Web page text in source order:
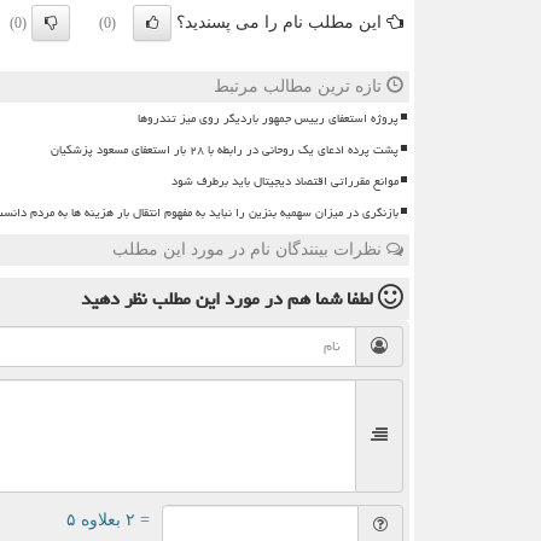
این مطلب نام را می پسندید؟ (0)
(0)
تازه ترین مطالب مرتبط
پروژه استعفای رییس جمهور باردیگر روی میز تندروها
پشت پرده ادعای یک روحانی در رابطه با ۲۸ بار استعفای مسعود پزشکیان
موانع مقرراتی اقتصاد دیجیتال باید برطرف شود
بازنگری در میزان سهمیه بنزین را نباید به مفهوم انتقال بار هزینه ها به مردم
نظرات بینندگان نام در مورد این مطلب
لطفا شما همدر مورد این مطلبنظر دهید
= ۲ بعلاوه ۵